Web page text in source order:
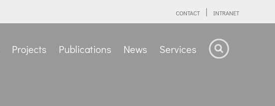
CONTACT INTRANET
Projects Publications News Services